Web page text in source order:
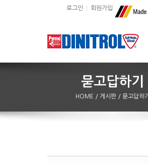
로그인 회원가입
HOME / 게시판 / 묻고답하기